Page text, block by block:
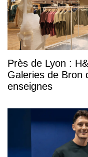
Près de Lyon :
Galeries de Bron
enseignes